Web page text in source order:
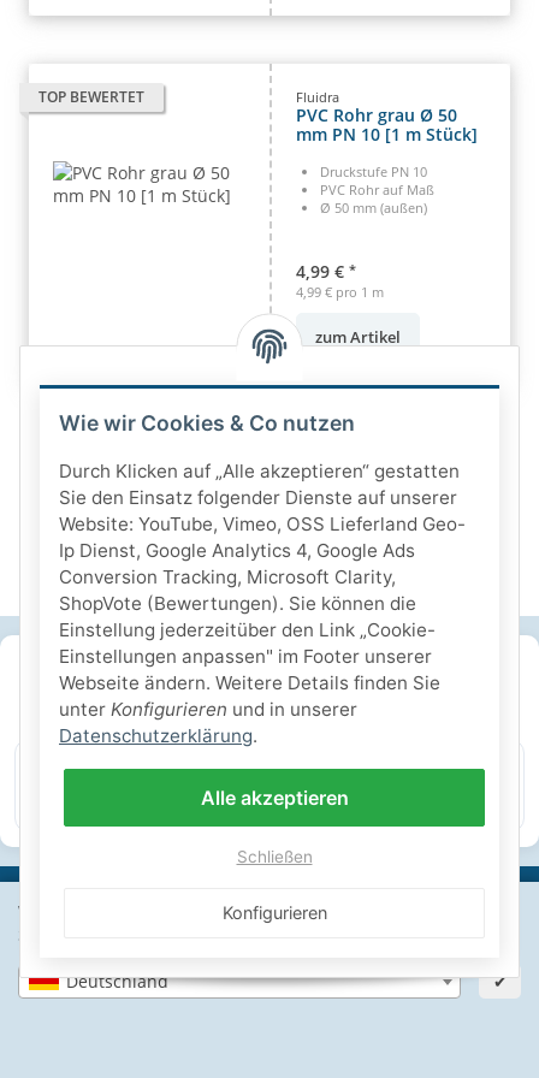
Wähle dein Lieferland, um Preise und Artikel für deinen
Standort zu sehen.
Deutschland ✔
TOP BEWERTET Fluidra
PVC Rohr grau Ø 50
mm PN 10 [1 m Stück]
Druckstufe PN 10
PVC Rohr auf Maß
Ø 50 mm (außen)
4,99 € *
4,99 € pro 1 m
zum Artikel
SICHERE ZAHLARTEN
IHRE SICHERHEIT
SSL-verschlüsselt
Wie wir Cookies & Co nutzen
Durch Klicken auf „Alle akzeptieren“ gestatten
Sie den Einsatz folgender Dienste auf unserer
Website: YouTube, Vimeo, OSS Lieferland Geo-
Ip Dienst, Google Analytics 4, Google Ads
Conversion Tracking, Microsoft Clarity,
ShopVote (Bewertungen). Sie können die
Einstellung jederzeitüber den Link „Cookie-
Einstellungen anpassen" im Footer unserer
Webseite ändern. Weitere Details finden Sie
unter Konfigurieren und in unserer
Datenschutzerklärung.
Alle akzeptieren
Schließen
Konfigurieren